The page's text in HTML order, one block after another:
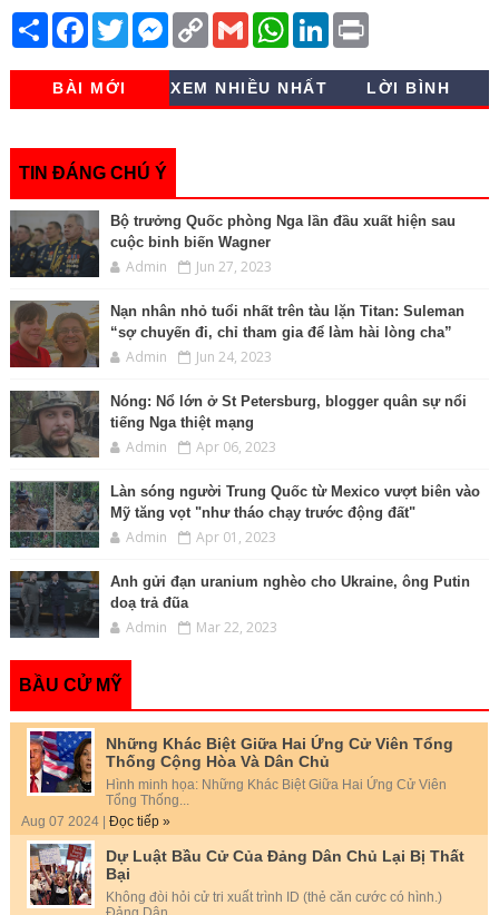
S
r
e
F
e
b
o
k
T
w
t
e
M
s
e
n
e
C
y
L
i
G
m
i
l
W
t
s
A
L
k
d
P
n
t
BÀI MỚI XEM NHIỀU NHẤT LỜI BÌNH
TIN ĐÁNG CHÚ Ý
Bộ trưởng Quốc phòng Nga lần đầu xuất hiện sau
cuộc binh biến Wagner
Admin Jun 27, 2023
Nạn nhân nhỏ tuổi nhất trên tàu lặn Titan: Suleman
“sợ chuyến đi, chỉ tham gia để làm hài lòng cha”
Admin Jun 24, 2023
Nóng: Nổ lớn ở St Petersburg, blogger quân sự nổi
tiếng Nga thiệt mạng
Admin Apr 06, 2023
Làn sóng người Trung Quốc từ Mexico vượt biên vào
Mỹ tăng vọt "như tháo chạy trước động đất"
Admin Apr 01, 2023
Anh gửi đạn uranium nghèo cho Ukraine, ông Putin
doạ trả đũa
Admin Mar 22, 2023
BẦU CỬ MỸ
Những Khác Biệt Giữa Hai Ứng Cử Viên Tổng
Thống Cộng Hòa Và Dân Chủ
Hình minh họa: Những Khác Biệt Giữa Hai Ứng Cử Viên
Tổng Thống...
Aug 07 2024 | Đọc tiếp »
Dự Luật Bầu Cử Của Đảng Dân Chủ Lại Bị Thất
Bại
Không đòi hỏi cử tri xuất trình ID (thẻ căn cước có hình.)